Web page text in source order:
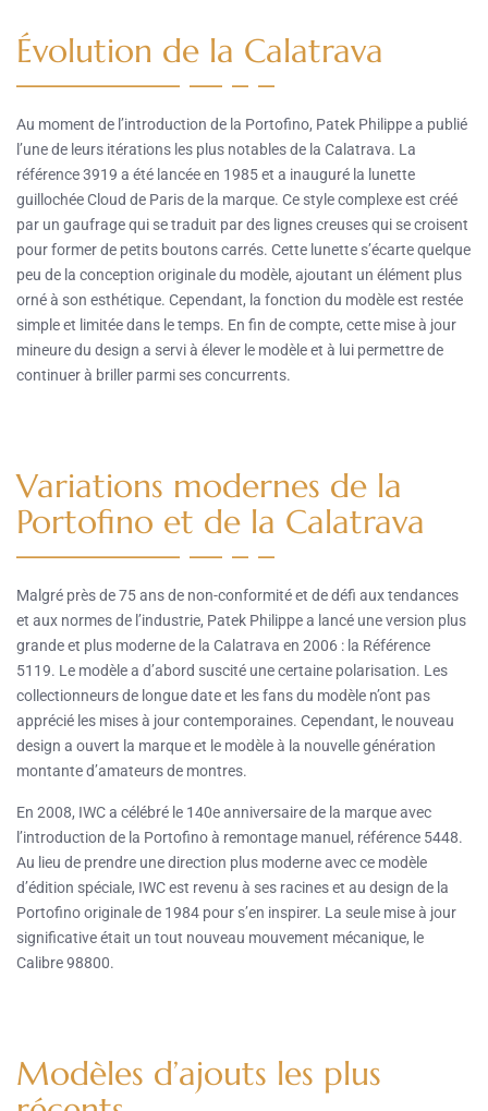
Évolution de la Calatrava
Au moment de l’introduction de la Portofino, Patek Philippe a publié
l’une de leurs itérations les plus notables de la Calatrava. La
référence 3919 a été lancée en 1985 et a inauguré la lunette
guillochée Cloud de Paris de la marque. Ce style complexe est créé
par un gaufrage qui se traduit par des lignes creuses qui se croisent
pour former de petits boutons carrés. Cette lunette s’écarte quelque
peu de la conception originale du modèle, ajoutant un élément plus
orné à son esthétique. Cependant, la fonction du modèle est restée
simple et limitée dans le temps. En fin de compte, cette mise à jour
mineure du design a servi à élever le modèle et à lui permettre de
continuer à briller parmi ses concurrents.
Variations modernes de la
Portofino et de la Calatrava
Malgré près de 75 ans de non-conformité et de défi aux tendances
et aux normes de l’industrie, Patek Philippe a lancé une version plus
grande et plus moderne de la Calatrava en 2006 : la Référence
5119. Le modèle a d’abord suscité une certaine polarisation. Les
collectionneurs de longue date et les fans du modèle n’ont pas
apprécié les mises à jour contemporaines. Cependant, le nouveau
design a ouvert la marque et le modèle à la nouvelle génération
montante d’amateurs de montres.
En 2008, IWC a célébré le 140e anniversaire de la marque avec
l’introduction de la Portofino à remontage manuel, référence 5448.
Au lieu de prendre une direction plus moderne avec ce modèle
d’édition spéciale, IWC est revenu à ses racines et au design de la
Portofino originale de 1984 pour s’en inspirer. La seule mise à jour
significative était un tout nouveau mouvement mécanique, le
Calibre 98800.
Modèles d’ajouts les plus